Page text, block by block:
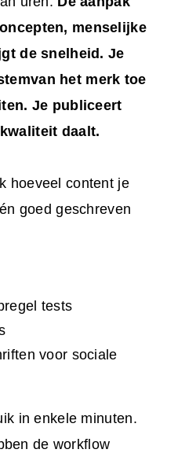
menselijke
desnelheid. Je
van het merk toe
Je publiceert
daalt.
hoeveel content je
goed geschreven
tests
voor sociale
in enkele minuten.
de workflow